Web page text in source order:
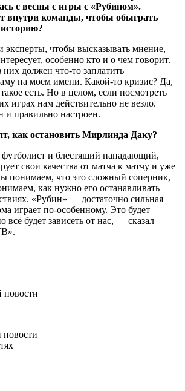
с весны с игры с «Рубином».
внутри команды, чтобы обыграть
чтобы высказывать мнение,
особенно кто и о чем говорит.
них должен что‑то заплатить
на моем имени. Какой‑то кризис? Да,
есть. Но в целом, если посмотреть
играх нам действительно не везло.
и правильно настроен.
как остановить Мирлинда Даку?
и блестящий нападающий,
свои качества от матча к матчу и уже
понимаем, что это сложный соперник,
как нужно его останавливать
«Рубин» — достаточно сильная
играет по‑особенному. Это будет
всё будет зависеть от нас, — сказал
новости
новости